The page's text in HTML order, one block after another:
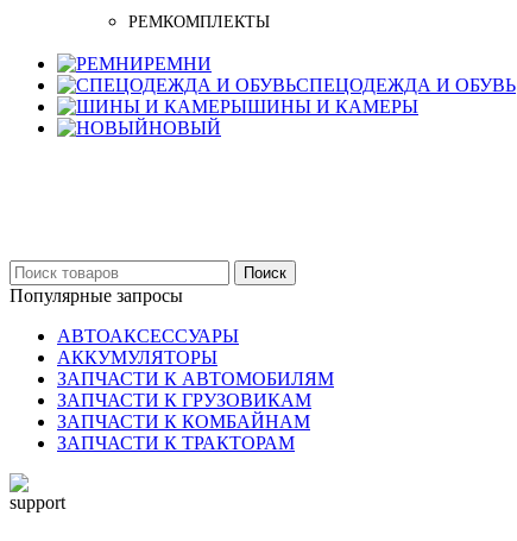
РЕМКОМПЛЕКТЫ
РЕМНИ
СПЕЦОДЕЖДА И ОБУВЬ
ШИНЫ И КАМЕРЫ
НОВЫЙ
Поиск
Популярные запросы
АВТОАКСЕССУАРЫ
АККУМУЛЯТОРЫ
ЗАПЧАСТИ К АВТОМОБИЛЯМ
ЗАПЧАСТИ К ГРУЗОВИКАМ
ЗАПЧАСТИ К КОМБАЙНАМ
ЗАПЧАСТИ К ТРАКТОРАМ